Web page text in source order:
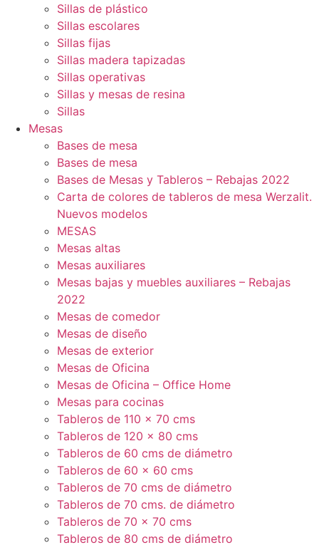
Sillas de plástico
Sillas escolares
Sillas fijas
Sillas madera tapizadas
Sillas operativas
Sillas y mesas de resina
Sillas
Mesas
Bases de mesa
Bases de mesa
Bases de Mesas y Tableros – Rebajas 2022
Carta de colores de tableros de mesa Werzalit.
Nuevos modelos
MESAS
Mesas altas
Mesas auxiliares
Mesas bajas y muebles auxiliares – Rebajas
2022
Mesas de comedor
Mesas de diseño
Mesas de exterior
Mesas de Oficina
Mesas de Oficina – Office Home
Mesas para cocinas
Tableros de 110 x 70 cms
Tableros de 120 x 80 cms
Tableros de 60 cms de diámetro
Tableros de 60 x 60 cms
Tableros de 70 cms de diámetro
Tableros de 70 cms. de diámetro
Tableros de 70 x 70 cms
Tableros de 80 cms de diámetro